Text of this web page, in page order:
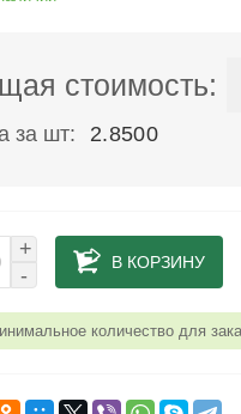
стоимость:
за шт: 2.8500
+
-
В КОРЗИНУ
количество для